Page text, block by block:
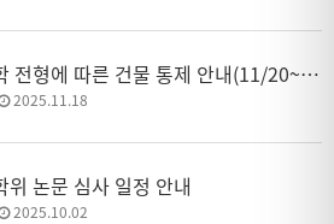
에 따른 건물 통제 안내(11/20~21, 11/27~28)
2025.11.18
논문 심사 일정 안내
2025.10.02